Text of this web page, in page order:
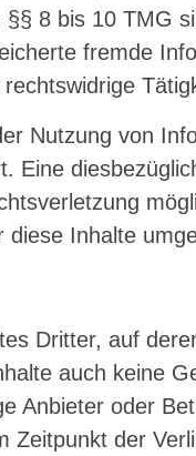
8 bis 10 TMG
fremde
Nutzung von
Eine
Inhalte
Dritter, auf
auch keine
Anbieter oder
Zeitpunkt der